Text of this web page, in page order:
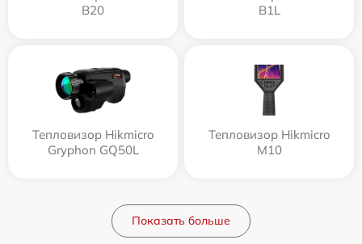
B20
B1L
Тепловизор Hikmicro
Gryphon GQ50L
Тепловизор Hikmicro
M10
Показать больше